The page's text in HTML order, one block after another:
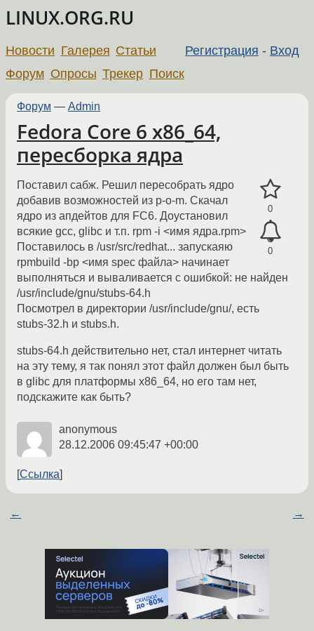
LINUX.ORG.RU
Регистрация - Вход
Новости Галерея Статьи
Форум Опросы Трекер Поиск
Форум — Admin
Fedora Core 6 x86_64,
пересборка ядра
0
0
Поставил сабж. Решил пересобрать ядро
добавив возможностей из p-o-m. Скачал
ядро из апдейтов для FC6. Доустановил
всякие gcc, glibc и т.п. rpm -i <имя ядра.rpm>
Поставилось в /usr/src/redhat... запускаяю
rpmbuild -bp <имя spec файла> начинает
выполняться и вываливается с ошибкой: не найден
/usr/include/gnu/stubs-64.h
Посмотрел в директории /usr/include/gnu/, есть
stubs-32.h и stubs.h.
stubs-64.h действительно нет, стал интернет читать
на эту тему, я так понял этот файл должен был быть
в glibc для платформы x86_64, но его там нет,
подскажите как быть?
anonymous
28.12.2006 09:45:47 +00:00
Ссылка
← →